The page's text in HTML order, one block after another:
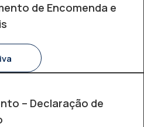
de Encomenda e
– Declaração de